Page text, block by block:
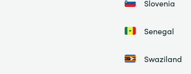
Slovenia
Senegal
Swaziland